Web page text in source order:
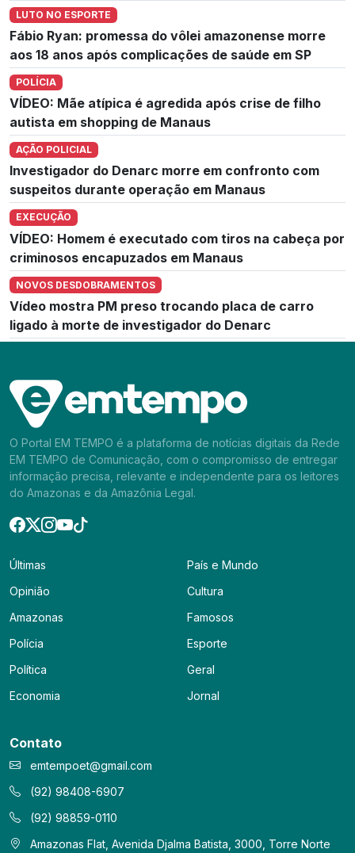
LUTO NO ESPORTE
Fábio Ryan: promessa do vôlei amazonense morre
aos 18 anos após complicações de saúde em SP
POLÍCIA
VÍDEO: Mãe atípica é agredida após crise de filho
autista em shopping de Manaus
AÇÃO POLICIAL
Investigador do Denarc morre em confronto com
suspeitos durante operação em Manaus
EXECUÇÃO
VÍDEO: Homem é executado com tiros na cabeça por
criminosos encapuzados em Manaus
NOVOS DESDOBRAMENTOS
Vídeo mostra PM preso trocando placa de carro
ligado à morte de investigador do Denarc
O Portal EM TEMPO é a plataforma de notícias digitais da Rede
EM TEMPO de Comunicação, com o compromisso de entregar
informação precisa, relevante e independente para os leitores
do Amazonas e da Amazônia Legal.
Últimas
Opinião
Amazonas
Polícia
Política
Economia
País e Mundo
Cultura
Famosos
Esporte
Geral
Jornal
Contato
emtempoet@gmail.com
(92) 98408-6907
(92) 98859-0110
Amazonas Flat, Avenida Djalma Batista, 3000, Torre Norte